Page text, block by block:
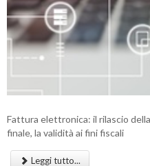
Fattura elettronica: il rilascio
finale, la validità ai fini fiscali
Leggi tutto...